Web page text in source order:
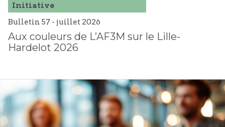
Initiative
Bulletin 57 - juillet 2026
Aux couleurs de L’AF3M sur le Lille-
Hardelot 2026